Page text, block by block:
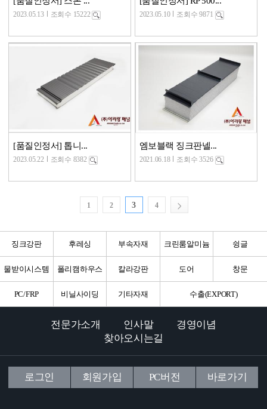
2023.05.13 조회수 15222 2023.05.10 조회수 9871
[품질인정서] 톱니...
2023.05.22 조회수 8382
엠보블랙 징크판넬...
2021.06.18 조회수 3526
1 2 3 4
징크강판 후레싱 부속자재 크린룸알미늄 슁글
물받이시스템 폴리캠하우스 칼라강판 도어 창문
PC/FRP 비닐사이딩 기타자재 수출(EXPORT)
전문가소개 인사말
경영이념
찾아오시는길
로그인 회원가입 PC버전 바로가기